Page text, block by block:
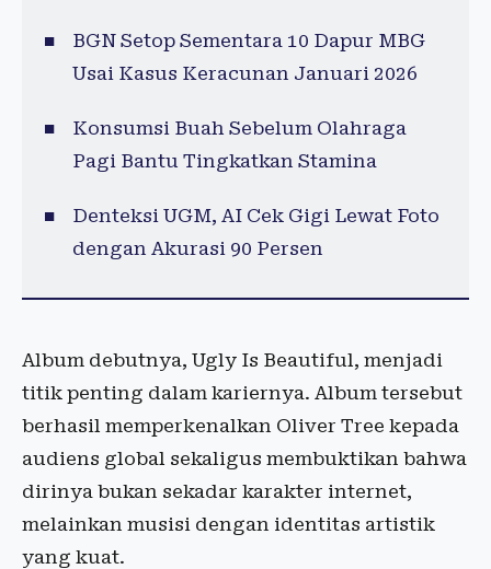
BGN Setop Sementara 10 Dapur MBG
Usai Kasus Keracunan Januari 2026
Konsumsi Buah Sebelum Olahraga
Pagi Bantu Tingkatkan Stamina
Denteksi UGM, AI Cek Gigi Lewat Foto
dengan Akurasi 90 Persen
Album debutnya, Ugly Is Beautiful, menjadi
titik penting dalam kariernya. Album tersebut
berhasil memperkenalkan Oliver Tree kepada
audiens global sekaligus membuktikan bahwa
dirinya bukan sekadar karakter internet,
melainkan musisi dengan identitas artistik
yang kuat.